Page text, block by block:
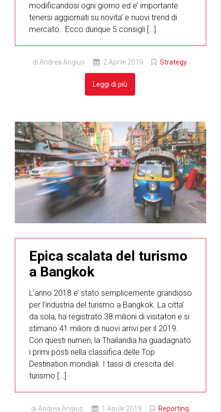
modificandosi ogni giorno ed e’ importante
tenersi aggiornati su novita’ e nuovi trend di
mercato. Ecco dunque 5 consigli […]
di Andrea Angius 2 Aprile 2019 Strategy
Leggi di più
Epica scalata del turismo
a Bangkok
L’anno 2018 e’ stato semplicemente grandioso
per l’industria del turismo a Bangkok. La citta’
da sola, ha registrato 38 milioni di visitatori e si
stimano 41 milioni di nuovi arrivi per il 2019.
Con questi numeri, la Thailandia ha guadagnato
i primi posti nella classifica delle Top
Destination mondiali. I tassi di crescita del
turismo […]
di Andrea Angius 1 Aprile 2019 Reporting